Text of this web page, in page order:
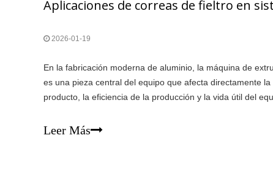
2026-01-19
En la fabricación moderna de aluminio, la máquina de
es una pieza central del equipo que afecta directamente la
producto, la eficiencia de la producción y la vida útil del
menudo entre 450 °C y 550 °C, y deben transportarse fríos.
Leer Más